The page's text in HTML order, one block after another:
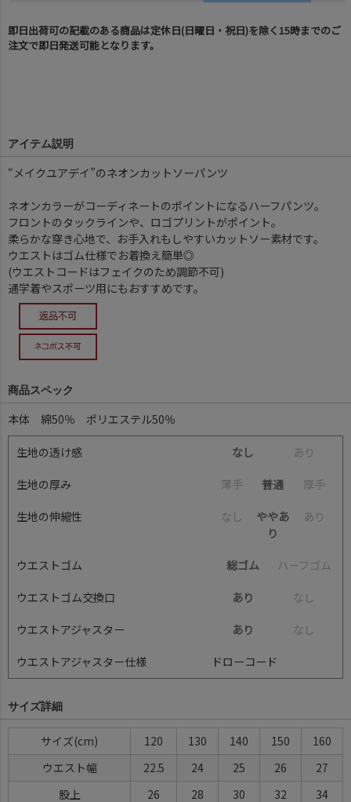
即日出荷可の記載のある商品は定休日(日曜日・祝日)を除く15時までのご
注文で即日発送可能となります。
アイテム説明
“メイクユアデイ”のネオンカットソーパンツ
ネオンカラーがコーディネートのポイントになるハーフパンツ。
フロントのタックラインや、ロゴプリントがポイント。
柔らかな穿き心地で、お手入れもしやすいカットソー素材です。
ウエストはゴム仕様でお着換え簡単◎
(ウエストコードはフェイクのため調節不可)
通学着やスポーツ用にもおすすめです。
商品スペック
本体 綿50％ ポリエステル50％
生地の透け感 なし あ り
生地の厚み 薄手 普通 厚手
生地の伸縮性 な し
ややあ
り
あ り
ウエストゴム 総ゴム ハーフ ゴ ム
ウエストゴム交換口 あり な し
ウエストアジャスター あり な し
ウエストアジャスター仕様 ドローコード
サイズ詳細
サイズ(cm) 120 130 140 150
160
ウエスト幅
22.5 24 25 26
27
股上
26 28 30 32 34